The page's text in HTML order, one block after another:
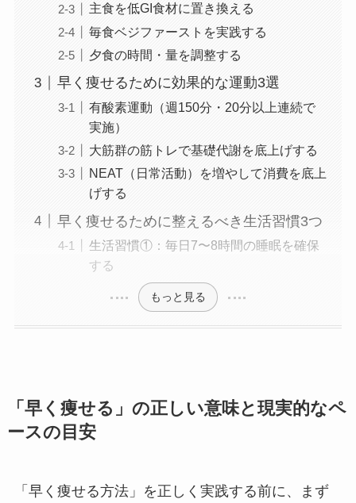
主食を低GI食材に置き換える
毎食ベジファーストを実践する
夕食の時間・量を調整する
早く痩せるために効果的な運動3選
有酸素運動（週150分・20分以上連続で
実施）
大筋群の筋トレで基礎代謝を底上げする
NEAT（日常活動）を増やして消費を底上
げする
早く痩せるために整えるべき生活習慣3つ
生活習慣①：毎日7〜8時間の睡眠を確保
する
もっと見る
「早く痩せる」の正しい意味と現実的なペ
ースの目安
「早く痩せる方法」を正しく実践する前に、まず